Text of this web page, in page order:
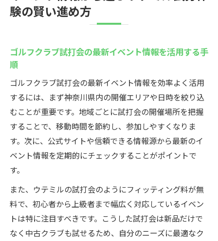
験の賢い進め方
ゴルフクラブ試打会の最新イベント情報を活用する手
順
ゴルフクラブ試打会の最新イベント情報を効率よく活用
するには、まず神奈川県内の開催エリアや日時を絞り込
むことが重要です。地域ごとに試打会の開催場所を把握
することで、移動時間を節約し、参加しやすくなりま
す。次に、公式サイトや信頼できる情報源から最新のイ
ベント情報を定期的にチェックすることがポイントで
す。
また、ウテミルの試打会のようにフィッティング料が無
料で、初心者から上級者まで幅広く対応しているイベン
トは特に注目すべきです。こうした試打会は新品だけで
なく中古クラブも試せるため、自分のニーズに最適なク